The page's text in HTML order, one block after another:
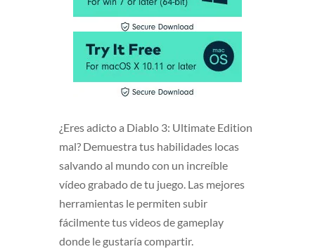
¿Eres adicto a Diablo 3: Ultimate Edition
mal? Demuestra tus habilidades locas
salvando al mundo con un increíble
vídeo grabado de tu juego. Las mejores
herramientas le permiten subir
fácilmente tus videos de gameplay
donde le gustaría compartir.